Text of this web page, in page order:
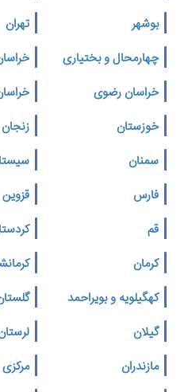
بوشهر
تهران
چهارمحال و بختیاری
خراسان رضوی
خوزستان
زنجان
سمنان
فارس
قزوین
قم
کرمان
کهگیلویه و بویراحمد
گیلان
مازندران
مرکزی